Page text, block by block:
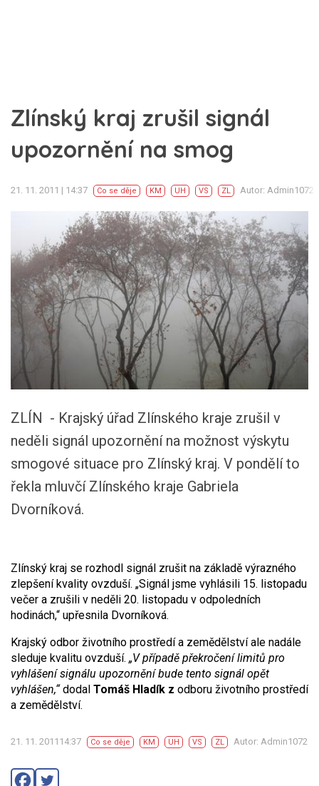
Zlínský kraj zrušil signál
upozornění na smog
21. 11. 2011 | 14:37 Co se děje KM UH VS ZL Autor: Admin1072
ZLÍN - Krajský úřad Zlínského kraje zrušil v
neděli signál upozornění na možnost výskytu
smogové situace pro Zlínský kraj. V pondělí to
řekla mluvčí Zlínského kraje Gabriela
Dvorníková.
Zlínský kraj se rozhodl signál zrušit na základě výrazného
zlepšení kvality ovzduší. „Signál jsme vyhlásili 15. listopadu
večer a zrušili v neděli 20. listopadu v odpoledních
hodinách,“ upřesnila Dvorníková.
Krajský odbor životního prostředí a zemědělství ale nadále
sleduje kvalitu ovzduší. „V případě překročení limitů pro
vyhlášení signálu upozornění bude tento signál opět
vyhlášen,“dodal Tomáš Hladík z odboru životního prostředí
a zemědělství.
21. 11. 201114:37 Co se děje KM UH VS ZL Autor: Admin1072